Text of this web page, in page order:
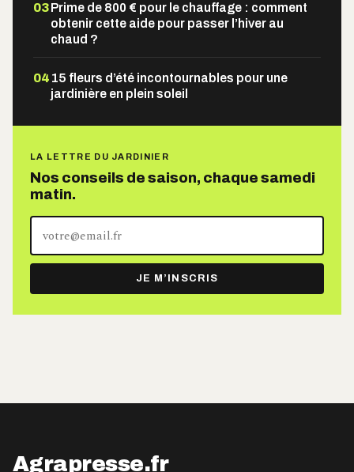
03 Prime de 800 € pour le chauffage : comment
obtenir cette aide pour passer l’hiver au
chaud ?
04 15 fleurs d’été incontournables pour une
jardinière en plein soleil
LA LETTRE DU JARDINIER
Nos conseils de saison, chaque samedi
matin.
adresse
e-
mail
JE M’INSCRIS
Agrapresse.fr